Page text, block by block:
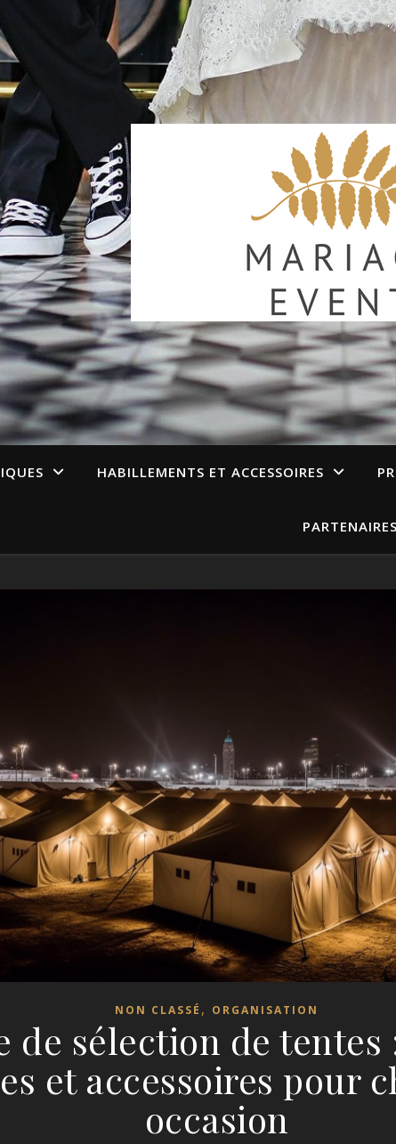
HABILLEMENTS ET ACCESSOIRES
PARTENAIRES
NON CLASSÉ , ORGANISATION
de sélection de tentes
et accessoires pour
occasion